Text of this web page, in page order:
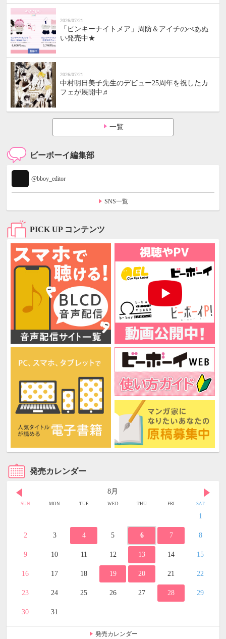
2026/07/21
「ピンキーナイトメア」周防＆アイチのぺあぬ
い発売中★
2026/07/21
中村明日美子先生のデビュー25周年を祝したカ
フェが展開中♬
一覧
ビーボーイ編集部
@bboy_editor
SNS一覧
PICK UP コンテンツ
発売カレンダー
8月
SUN MON TUE WED THU FRI SAT
1
2 3 4 5 6 7 8
9 10 11 12 13 14 15
16 17 18 19 20 21 22
23 24 25 26 27 28 29
30 31
発売カレンダー